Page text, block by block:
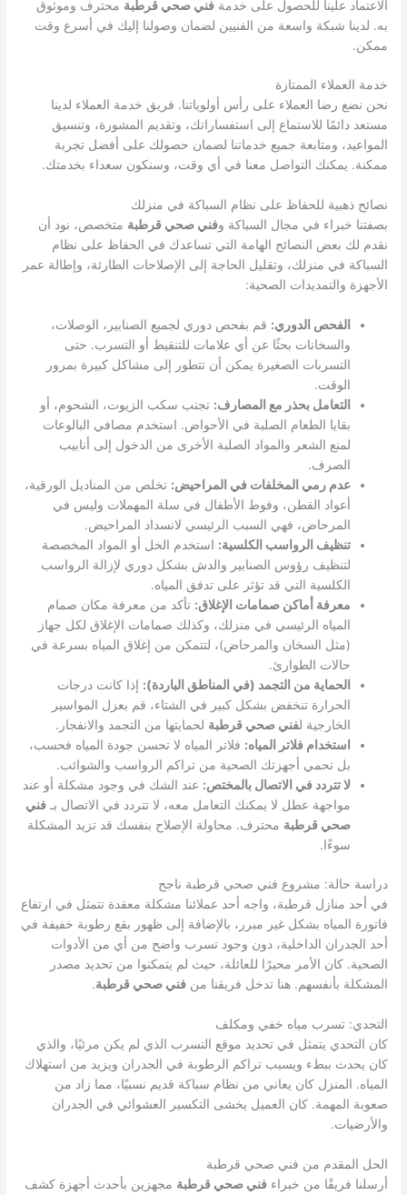
الاعتماد علينا للحصول على خدمةفني صحي قرطبة محترف وموثوق
به. لدينا شبكة واسعة من الفنيين لضمان وصولنا إليك في أسرع وقت
ممكن.
خدمة العملاء الممتازة
نحن نضع رضا العملاء على رأس أولوياتنا. فريق خدمة العملاء لدينا
مستعد دائمًا للاستماع إلى استفساراتك، وتقديم المشورة، وتنسيق
المواعيد، ومتابعة جميع خدماتنا لضمان حصولك على أفضل تجربة
ممكنة. يمكنك التواصل معنا في أي وقت، وسنكون سعداء بخدمتك.
نصائح ذهبية للحفاظ على نظام السباكة في منزلك
بصفتنا خبراء في مجال السباكة وفني صحي قرطبة متخصص، نود أن
نقدم لك بعض النصائح الهامة التي تساعدك في الحفاظ على نظام
السباكة في منزلك، وتقليل الحاجة إلى الإصلاحات الطارئة، وإطالة عمر
الأجهزة والتمديدات الصحية:
الفحص الدوري: قم بفحص دوري لجميع الصنابير، الوصلات،
والسخانات بحثًا عن أي علامات للتنقيط أو التسرب. حتى
التسربات الصغيرة يمكن أن تتطور إلى مشاكل كبيرة بمرور
الوقت.
التعامل بحذر مع المصارف: تجنب سكب الزيوت، الشحوم، أو
بقايا الطعام الصلبة في الأحواض. استخدم مصافي البالوعات
لمنع الشعر والمواد الصلبة الأخرى من الدخول إلى أنابيب
الصرف.
عدم رمي المخلفات في المراحيض: تخلص من المناديل الورقية،
أعواد القطن، وفوط الأطفال في سلة المهملات وليس في
المرحاض، فهي السبب الرئيسي لانسداد المراحيض.
تنظيف الرواسب الكلسية: استخدم الخل أو المواد المخصصة
لتنظيف رؤوس الصنابير والدش بشكل دوري لإزالة الرواسب
الكلسية التي قد تؤثر على تدفق المياه.
معرفة أماكن صمامات الإغلاق: تأكد من معرفة مكان صمام
المياه الرئيسي في منزلك، وكذلك صمامات الإغلاق لكل جهاز
(مثل السخان والمرحاض)، لتتمكن من إغلاق المياه بسرعة في
حالات الطوارئ.
الحماية من التجمد (في المناطق الباردة): إذا كانت درجات
الحرارة تنخفض بشكل كبير في الشتاء، قم بعزل المواسير
الخارجية لفني صحي قرطبة لحمايتها من التجمد والانفجار.
استخدام فلاتر المياه: فلاتر المياه لا تحسن جودة المياه فحسب،
بل تحمي أجهزتك الصحية من تراكم الرواسب والشوائب.
لا تتردد في الاتصال بالمختص: عند الشك في وجود مشكلة أو عند
مواجهة عطل لا يمكنك التعامل معه، لا تتردد في الاتصال بـفني
صحي قرطبة محترف. محاولة الإصلاح بنفسك قد تزيد المشكلة
سوءًا.
دراسة حالة: مشروع فني صحي قرطبة ناجح
في أحد منازل قرطبة، واجه أحد عملائنا مشكلة معقدة تتمثل في ارتفاع
فاتورة المياه بشكل غير مبرر، بالإضافة إلى ظهور بقع رطوبة خفيفة في
أحد الجدران الداخلية، دون وجود تسرب واضح من أي من الأدوات
الصحية. كان الأمر محيرًا للعائلة، حيث لم يتمكنوا من تحديد مصدر
المشكلة بأنفسهم. هنا تدخل فريقنا منفني صحي قرطبة.
التحدي: تسرب مياه خفي ومكلف
كان التحدي يتمثل في تحديد موقع التسرب الذي لم يكن مرئيًا، والذي
كان يحدث ببطء ويسبب تراكم الرطوبة في الجدران ويزيد من استهلاك
المياه. المنزل كان يعاني من نظام سباكة قديم نسبيًا، مما زاد من
صعوبة المهمة. كان العميل يخشى التكسير العشوائي في الجدران
والأرضيات.
الحل المقدم من فني صحي قرطبة
أرسلنا فريقًا من خبراءفني صحي قرطبة مجهزين بأحدث أجهزة كشف